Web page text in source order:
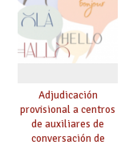
Adjudicación
provisional a centros
de auxiliares de
conversación de